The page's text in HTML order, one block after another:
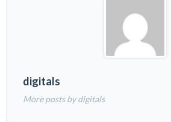
digitals
More posts by digitals